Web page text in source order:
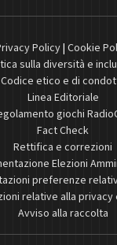
Policy| Cookie
sulla diversità e
Codice etico e di
Linea Editoriale
giochi
Fact Check
Rettifica e correzioni
Elezioni
preferenze
relative alla privacy
Avviso alla raccolta